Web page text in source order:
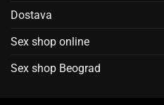
Dostava
Sex shop online
Sex shop Beograd